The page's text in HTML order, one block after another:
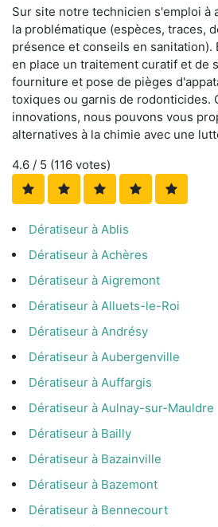
Sur site notre technicien s'emploi à
la problématique (espèces, traces,
présence et conseils en sanitation).
en place un traitement curatif et de
fourniture et pose de pièges
toxiques ou garnis de rodonticides.
innovations, nous pouvons vous
alternatives à la chimie avec une
4.6 / 5 (116 votes)
Dératiseur à Ablis
Dératiseur à Achères
Dératiseur à Aigremont
Dératiseur à Alluets-le-Roi
Dératiseur à Andrésy
Dératiseur à Aubergenville
Dératiseur à Auffargis
Dératiseur à Aulnay-sur-Mauldre
Dératiseur à Bailly
Dératiseur à Bazainville
Dératiseur à Bazemont
Dératiseur à Bennecourt